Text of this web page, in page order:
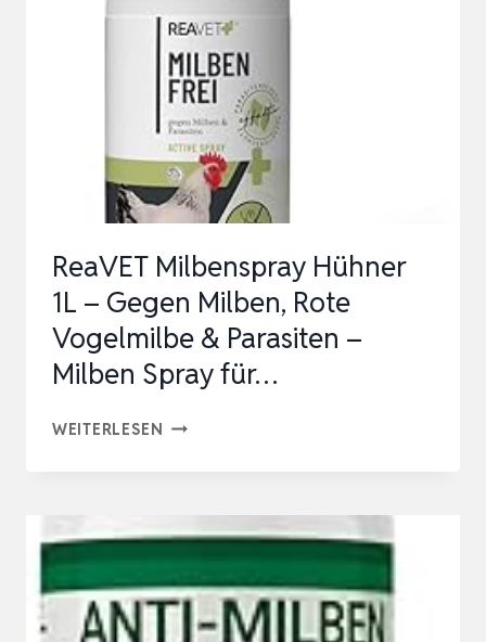
250G
15-
20CM
|
NATÜRLICHE
KALZIUM
MINERALSTOFF-
QUELLE
|
S…
ReaVET Milbenspray Hühner
1L – Gegen Milben, Rote
Vogelmilbe & Parasiten –
Milben Spray für…
WEITERLESEN REAVET
–
GEGEN
MILBEN,